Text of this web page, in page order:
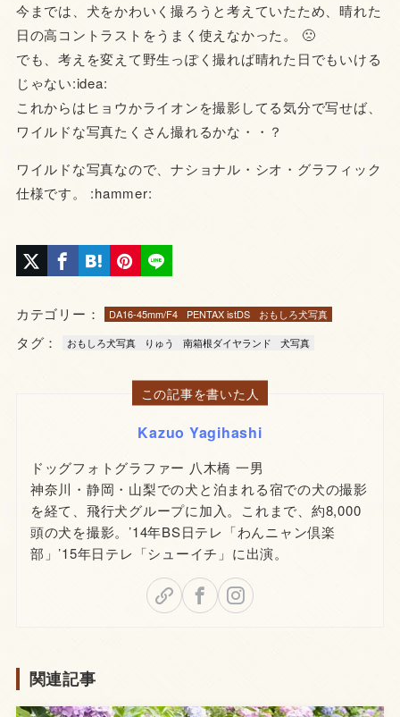
今までは、犬をかわいく撮ろうと考えていたため、晴れた
日の高コントラストをうまく使えなかった。 🙁
でも、考えを変えて野生っぽく撮れば晴れた日でもいける
じゃない:idea:
これからはヒョウかライオンを撮影してる気分で写せば、
ワイルドな写真たくさん撮れるかな・・？
ワイルドな写真なので、ナショナル・シオ・グラフィック
仕様です。 :hammer:
カテゴリー： DA16-45mm/F4 PENTAX istDS おもしろ犬写真
タグ： おもしろ犬写真 りゅう 南箱根ダイヤランド 犬写真
この記事を書いた人
Kazuo Yagihashi
ドッグフォトグラファー 八木橋 一男
神奈川・静岡・山梨での犬と泊まれる宿での犬の撮影
を経て、飛行犬グループに加入。これまで、約8,000
頭の犬を撮影。’14年BS日テレ「わんニャン倶楽
部」’15年日テレ「シューイチ」に出演。
関連記事